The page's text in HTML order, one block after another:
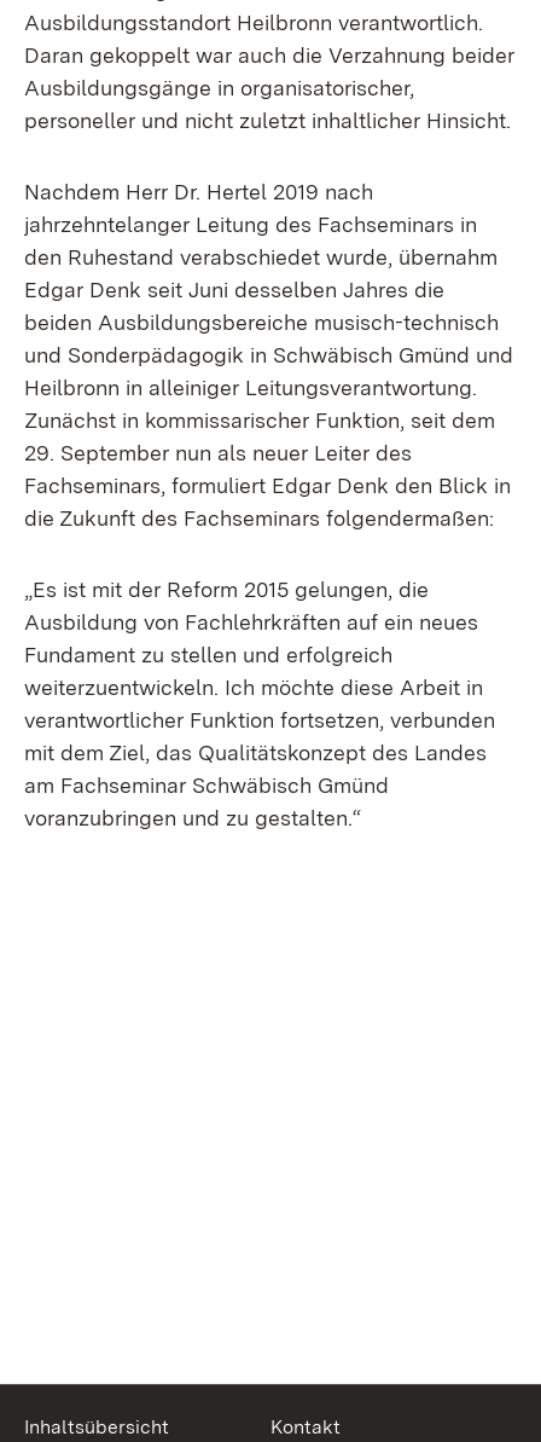
Ausbildungsstandort Heilbronn verantwortlich.
Daran gekoppelt war auch die Verzahnung beider
Ausbildungsgänge in organisatorischer,
personeller und nicht zuletzt inhaltlicher Hinsicht.
Nachdem Herr Dr. Hertel 2019 nach
jahrzehntelanger Leitung des Fachseminars in
den Ruhestand verabschiedet wurde, übernahm
Edgar Denk seit Juni desselben Jahres die
beiden Ausbildungsbereiche musisch-technisch
und Sonderpädagogik in Schwäbisch Gmünd und
Heilbronn in alleiniger Leitungsverantwortung.
Zunächst in kommissarischer Funktion, seit dem
29. September nun als neuer Leiter des
Fachseminars, formuliert Edgar Denk den Blick in
die Zukunft des Fachseminars folgendermaßen:
„Es ist mit der Reform 2015 gelungen, die
Ausbildung von Fachlehrkräften auf ein neues
Fundament zu stellen und erfolgreich
weiterzuentwickeln. Ich möchte diese Arbeit in
verantwortlicher Funktion fortsetzen, verbunden
mit dem Ziel, das Qualitätskonzept des Landes
am Fachseminar Schwäbisch Gmünd
voranzubringen und zu gestalten.“
Inhaltsübersicht
Kontakt